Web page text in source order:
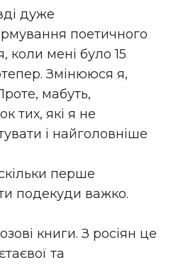
дуже
поетичного
коли мені було 15
Змінююся я,
мабуть,
тих, які я не
і найголовніше
перше
подекуди важко.
книги. З росіян це
та